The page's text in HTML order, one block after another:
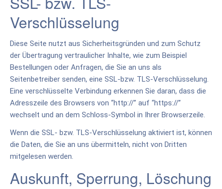
Verschlüsselung
Diese Seite nutzt aus Sicherheitsgründen und zum Schutz
der Übertragung vertraulicher Inhalte, wie zum Beispiel
Bestellungen oder Anfragen, die Sie an uns als
Seitenbetreiber senden, eine SSL-bzw. TLS-Verschlüsselung.
Eine verschlüsselte Verbindung erkennen Sie daran, dass die
Adresszeile des Browsers von “http://” auf “https://”
wechselt und an dem Schloss-Symbol in Ihrer Browserzeile.
Wenn die SSL- bzw. TLS-Verschlüsselung aktiviert ist, können
die Daten, die Sie an uns übermitteln, nicht von Dritten
mitgelesen werden.
Auskunft, Sperrung, Löschung